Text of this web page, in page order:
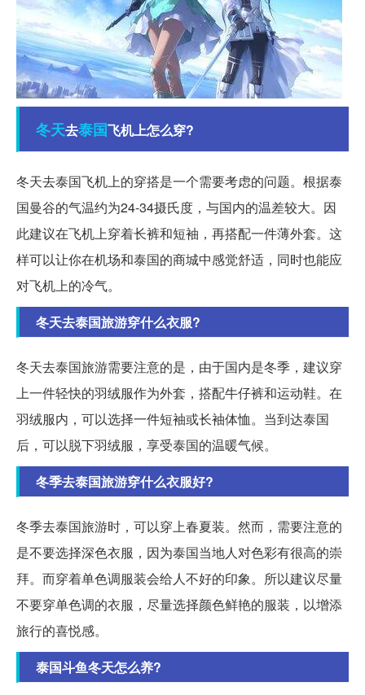
冬天去泰国飞机上怎么穿?
冬天去泰国飞机上的穿搭是一个需要考虑的问题。根据泰
国曼谷的气温约为24-34摄氏度，与国内的温差较大。因
此建议在飞机上穿着长裤和短袖，再搭配一件薄外套。这
样可以让你在机场和泰国的商城中感觉舒适，同时也能应
对飞机上的冷气。
冬天去泰国旅游穿什么衣服?
冬天去泰国旅游需要注意的是，由于国内是冬季，建议穿
上一件轻快的羽绒服作为外套，搭配牛仔裤和运动鞋。在
羽绒服内，可以选择一件短袖或长袖体恤。当到达泰国
后，可以脱下羽绒服，享受泰国的温暖气候。
冬季去泰国旅游穿什么衣服好?
冬季去泰国旅游时，可以穿上春夏装。然而，需要注意的
是不要选择深色衣服，因为泰国当地人对色彩有很高的崇
拜。而穿着单色调服装会给人不好的印象。所以建议尽量
不要穿单色调的衣服，尽量选择颜色鲜艳的服装，以增添
旅行的喜悦感。
泰国斗鱼冬天怎么养?